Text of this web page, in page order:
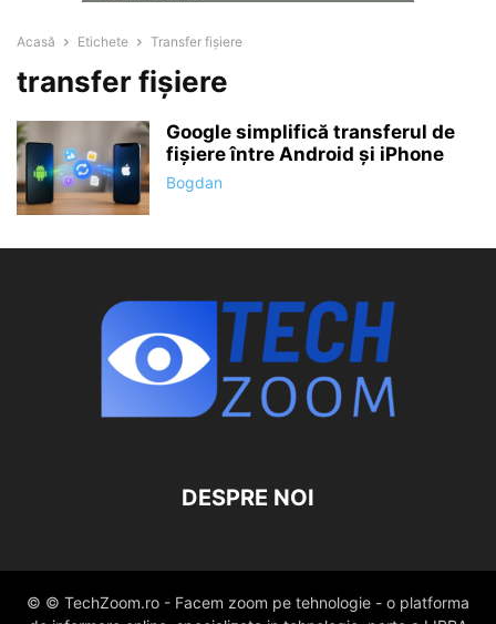
Acasă Etichete Transfer fișiere
transfer fișiere
Google simplifică transferul de
fișiere între Android și iPhone
Bogdan
DESPRE NOI
© © TechZoom.ro - Facem zoom pe tehnologie - o platforma